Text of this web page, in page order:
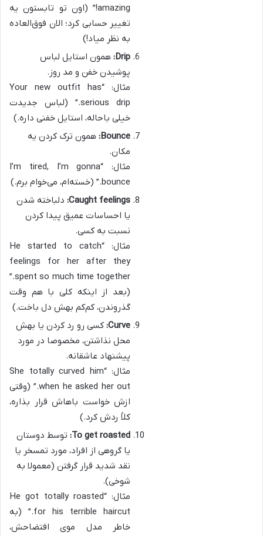
amazing!” (اون تو تابستون یه
تغییر حسابی کرد؛ الان فوق‌العاده
به نظر میاد!)
Drip: همون استایل لباس
پوشیدن خفن و مد روز.
مثال: “Your new outfit has
serious drip.” (لباس جدیدت
خیلی باحاله، استایل خفنی داره.)
Bounce: همون ترک کردن یه
مکان.
مثال: “I’m tired, I’m gonna
bounce.” (خسته‌ام، می‌خوام برم.)
Caught feelings: دلباخته شدن
یا احساسات عمیق پیدا کردن
نسبت به کسی.
مثال: “He started to catch
feelings for her after they
spent so much time together.”
(بعد از اینکه کلی با هم وقت
گذروندن، کم‌کم بهش دل باخت.)
Curve: کسی رو رد کردن یا بهش
محل نذاشتن، مخصوصا در مورد
پیشنهاد عاشقانه.
مثال: “She totally curved him
when he asked her out.” (وقتی
ازش خواست باهاش قرار بذاره،
کلاً ردش کرد.)
To get roasted: توسط دوستان
یا گروهی از افراد، مورد تمسخر یا
نقد شدید قرار گرفتن (معمولا به
شوخی).
مثال: “He got totally roasted
for his terrible haircut.” (به
خاطر مدل موی افتضاحش،